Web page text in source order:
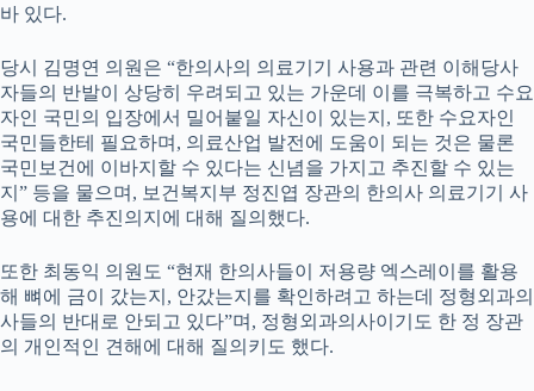
바 있다.
당시 김명연 의원은 “한의사의 의료기기 사용과 관련 이해당사
자들의 반발이 상당히 우려되고 있는 가운데 이를 극복하고 수요
자인 국민의 입장에서 밀어붙일 자신이 있는지, 또한 수요자인
국민들한테 필요하며, 의료산업 발전에 도움이 되는 것은 물론
국민보건에 이바지할 수 있다는 신념을 가지고 추진할 수 있는
지” 등을 물으며, 보건복지부 정진엽 장관의 한의사 의료기기 사
용에 대한 추진의지에 대해 질의했다.
또한 최동익 의원도 “현재 한의사들이 저용량 엑스레이를 활용
해 뼈에 금이 갔는지, 안갔는지를 확인하려고 하는데 정형외과의
사들의 반대로 안되고 있다”며, 정형외과의사이기도 한 정 장관
의 개인적인 견해에 대해 질의키도 했다.